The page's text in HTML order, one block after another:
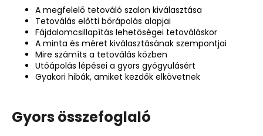
A megfelelő tetováló szalon kiválasztása
Tetoválás előtti bőrápolás alapjai
Fájdalomcsillapítás lehetőségei tetováláskor
A minta és méret kiválasztásának szempontjai
Mire számíts a tetoválás közben
Utóápolás lépései a gyors gyógyulásért
Gyakori hibák, amiket kezdők elkövetnek
Gyors összefoglaló
TETOVÁLÁSVAJ
Ft3
430